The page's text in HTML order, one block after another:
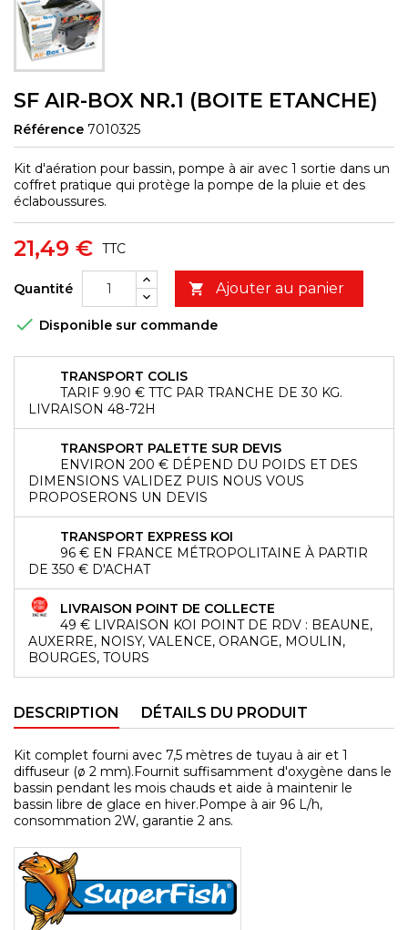
SF AIR-BOX NR.1 (BOITE ETANCHE)
Référence 7010325
Kit d'aération pour bassin, pompe à air avec 1 sortie dans un
coffret pratique qui protège la pompe de la pluie et des
éclaboussures.
21,49 € TTC
Quantité  Ajouter au panier
 Disponible sur commande
TRANSPORT COLIS
TARIF 9.90 € TTC PAR TRANCHE DE 30 KG.
LIVRAISON 48-72H
TRANSPORT PALETTE SUR DEVIS
ENVIRON 200 € DÉPEND DU POIDS ET DES
DIMENSIONS VALIDEZ PUIS NOUS VOUS
PROPOSERONS UN DEVIS
TRANSPORT EXPRESS KOI
96 € EN FRANCE MÉTROPOLITAINE À PARTIR
DE 350 € D'ACHAT
LIVRAISON POINT DE COLLECTE
49 € LIVRAISON KOI POINT DE RDV : BEAUNE,
AUXERRE, NOISY, VALENCE, ORANGE, MOULIN,
BOURGES, TOURS
DESCRIPTION DÉTAILS DU PRODUIT
Kit complet fourni avec 7,5 mètres de tuyau à air et 1
diffuseur (ø 2 mm).Fournit suffisamment d'oxygène dans le
bassin pendant les mois chauds et aide à maintenir le
bassin libre de glace en hiver.Pompe à air 96 L/h,
consommation 2W, garantie 2 ans.